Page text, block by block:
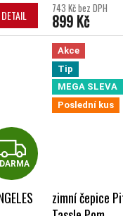
DETAIL 743 Kč bez DPH
899 Kč
Akce
Tip
MEGA SLEVA
Poslední kus
zimní čepice